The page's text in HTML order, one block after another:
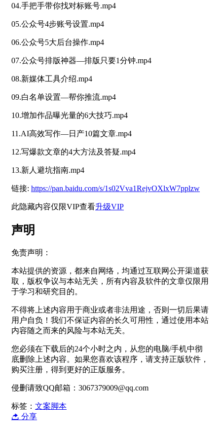
04.手把手带你找对标账号.mp4
05.公众号4步账号设置.mp4
06.公众号5大后台操作.mp4
07.公众号排版神器—排版只要1分钟.mp4
08.新媒体工具介绍.mp4
09.白名单设置—帮你推流.mp4
10.增加作品曝光量的6大技巧.mp4
11.AI高效写作—日产10篇文章.mp4
12.写爆款文章的4大方法及答疑.mp4
13.新人避坑指南.mp4
链接: https://pan.baidu.com/s/1s02Vva1RejvOXlxW7pplzw
此隐藏内容仅限VIP查看升级VIP
声明
免责声明：
本站提供的资源，都来自网络，均通过互联网公开渠道获
取，版权争议与本站无关，所有内容及软件的文章仅限用
于学习和研究目的。
不得将上述内容用于商业或者非法用途，否则一切后果请
用户自负！我们不保证内容的长久可用性，通过使用本站
内容随之而来的风险与本站无关。
您必须在下载后的24个小时之内，从您的电脑/手机中彻
底删除上述内容。如果您喜欢该程序，请支持正版软件，
购买注册，得到更好的正版服务。
侵删请致QQ邮箱：3067379009@qq.com
标签： 文案脚本
分享